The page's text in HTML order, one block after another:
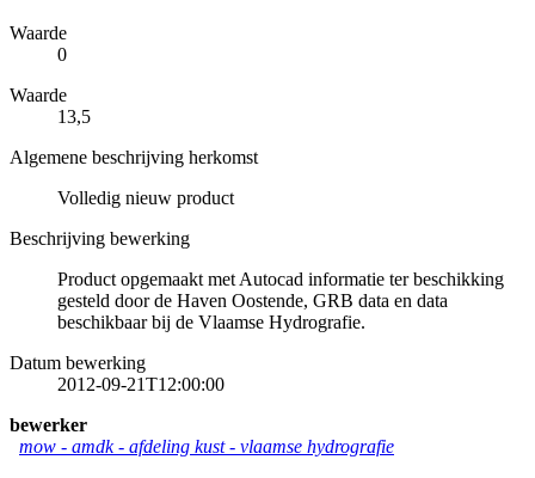
Waarde
0
Waarde
13,5
Algemene beschrijving herkomst
Volledig nieuw product
Beschrijving bewerking
Product opgemaakt met Autocad informatie ter beschikking
gesteld door de Haven Oostende, GRB data en data
beschikbaar bij de Vlaamse Hydrografie.
Datum bewerking
2012-09-21T12:00:00
bewerker
mow - amdk - afdeling kust - vlaamse hydrografie